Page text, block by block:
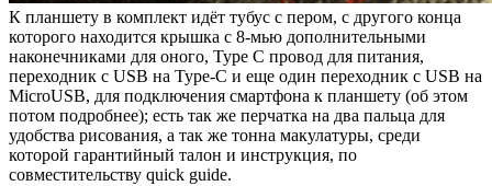
К планшету в комплект идёт тубус с пером, с другого конца
которого находится крышка с 8-мью дополнительными
наконечниками для оного, Type С провод для питания,
переходник с USB на Type-C и еще один переходник с USB на
MicroUSB, для подключения смартфона к планшету (об этом
потом подробнее); есть так же перчатка на два пальца для
удобства рисования, а так же тонна макулатуры, среди
которой гарантийный талон и инструкция, по
совместительству quick guide.